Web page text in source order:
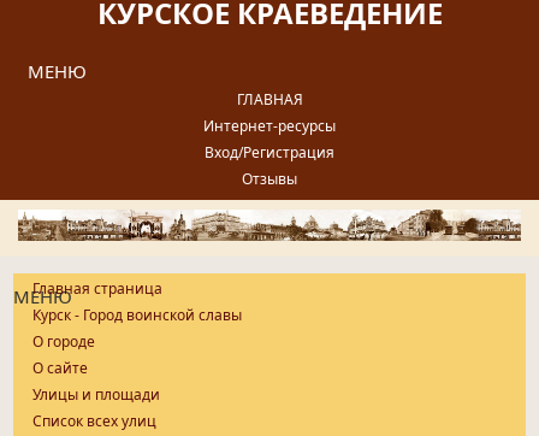
КУРСКОЕ КРАЕВЕДЕНИЕ
МЕНЮ
ГЛАВНАЯ
Интернет-ресурсы
Вход/Регистрация
Отзывы
МЕНЮ
Главная страница
Курск - Город воинской славы
О городе
О сайте
Улицы и площади
Список всех улиц